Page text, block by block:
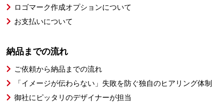
ロゴマーク作成オプションについて
お支払いについて
納品までの流れ
ご依頼から納品までの流れ
「イメージが伝わらない」失敗を防ぐ独自のヒアリング体制
御社にピッタリのデザイナーが担当